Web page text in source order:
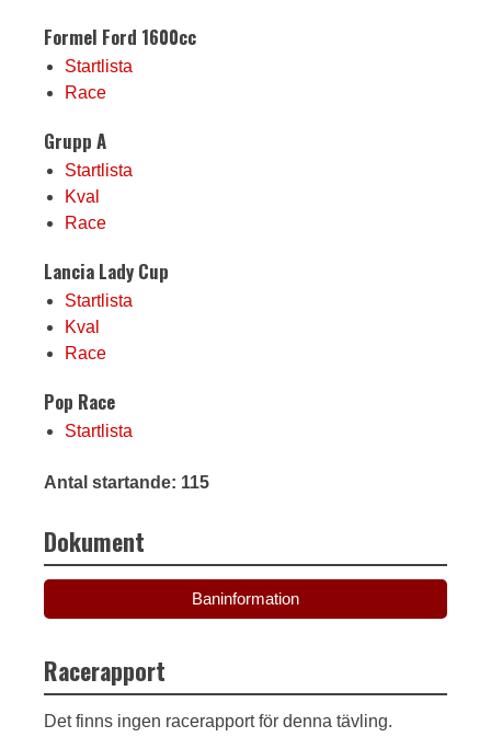
Formel Ford 1600cc
Startlista
Race
Grupp A
Startlista
Kval
Race
Lancia Lady Cup
Startlista
Kval
Race
Pop Race
Startlista
Antal startande: 115
Dokument
Baninformation
Racerapport
Det finns ingen racerapport för denna tävling.